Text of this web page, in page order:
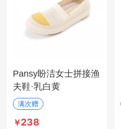
Pansy盼洁女士拼接渔
夫鞋·乳白黄
满次赠
238